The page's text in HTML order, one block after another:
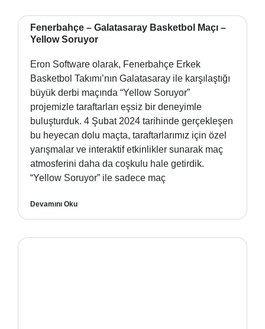
Fenerbahçe – Galatasaray Basketbol Maçı –
Yellow Soruyor
Eron Software olarak, Fenerbahçe Erkek
Basketbol Takımı’nın Galatasaray ile karşılaştığı
büyük derbi maçında “Yellow Soruyor”
projemizle taraftarları eşsiz bir deneyimle
buluşturduk. 4 Şubat 2024 tarihinde gerçekleşen
bu heyecan dolu maçta, taraftarlarımız için özel
yarışmalar ve interaktif etkinlikler sunarak maç
atmosferini daha da coşkulu hale getirdik.
“Yellow Soruyor” ile sadece maç
Devamını Oku